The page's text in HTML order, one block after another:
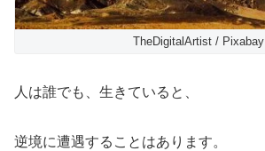
TheDigitalArtist / Pixabay
人は誰でも、生きていると、
逆境に遭遇することはあります。